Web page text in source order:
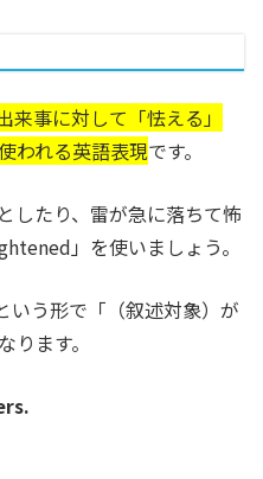
来事に対して「怯える」
われる英語表現です。
したり、雷が急に落ちて怖
」を使いましょう。
いう形で「（叙述対象）が
ます。